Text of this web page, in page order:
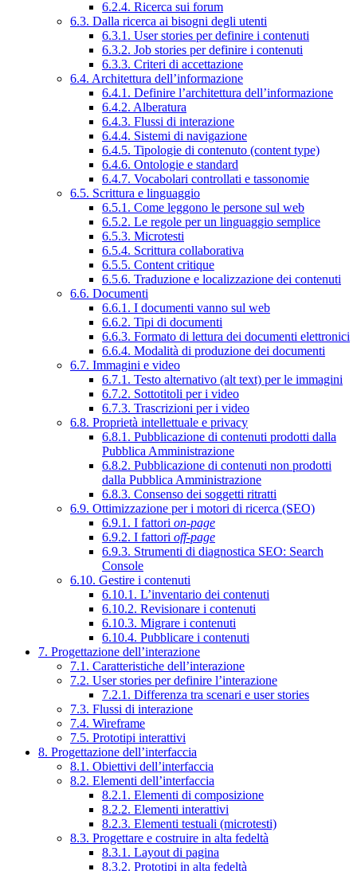
6.2.4. Ricerca sui forum
6.3. Dalla ricerca ai bisogni degli utenti
6.3.1. User stories per definire i contenuti
6.3.2. Job stories per definire i contenuti
6.3.3. Criteri di accettazione
6.4. Architettura dell’informazione
6.4.1. Definire l’architettura dell’informazione
6.4.2. Alberatura
6.4.3. Flussi di interazione
6.4.4. Sistemi di navigazione
6.4.5. Tipologie di contenuto (content type)
6.4.6. Ontologie e standard
6.4.7. Vocabolari controllati e tassonomie
6.5. Scrittura e linguaggio
6.5.1. Come leggono le persone sul web
6.5.2. Le regole per un linguaggio semplice
6.5.3. Microtesti
6.5.4. Scrittura collaborativa
6.5.5. Content critique
6.5.6. Traduzione e localizzazione dei contenuti
6.6. Documenti
6.6.1. I documenti vanno sul web
6.6.2. Tipi di documenti
6.6.3. Formato di lettura dei documenti elettronici
6.6.4. Modalità di produzione dei documenti
6.7. Immagini e video
6.7.1. Testo alternativo (alt text) per le immagini
6.7.2. Sottotitoli per i video
6.7.3. Trascrizioni per i video
6.8. Proprietà intellettuale e privacy
6.8.1. Pubblicazione di contenuti prodotti dalla
Pubblica Amministrazione
6.8.2. Pubblicazione di contenuti non prodotti
dalla Pubblica Amministrazione
6.8.3. Consenso dei soggetti ritratti
6.9. Ottimizzazione per i motori di ricerca (SEO)
6.9.1. I fattori on-page
6.9.2. I fattori off-page
6.9.3. Strumenti di diagnostica SEO: Search
Console
6.10. Gestire i contenuti
6.10.1. L’inventario dei contenuti
6.10.2. Revisionare i contenuti
6.10.3. Migrare i contenuti
6.10.4. Pubblicare i contenuti
7. Progettazione dell’interazione
7.1. Caratteristiche dell’interazione
7.2. User stories per definire l’interazione
7.2.1. Differenza tra scenari e user stories
7.3. Flussi di interazione
7.4. Wireframe
7.5. Prototipi interattivi
8. Progettazione dell’interfaccia
8.1. Obiettivi dell’interfaccia
8.2. Elementi dell’interfaccia
8.2.1. Elementi di composizione
8.2.2. Elementi interattivi
8.2.3. Elementi testuali (microtesti)
8.3. Progettare e costruire in alta fedeltà
8.3.1. Layout di pagina
8.3.2. Prototipi in alta fedeltà